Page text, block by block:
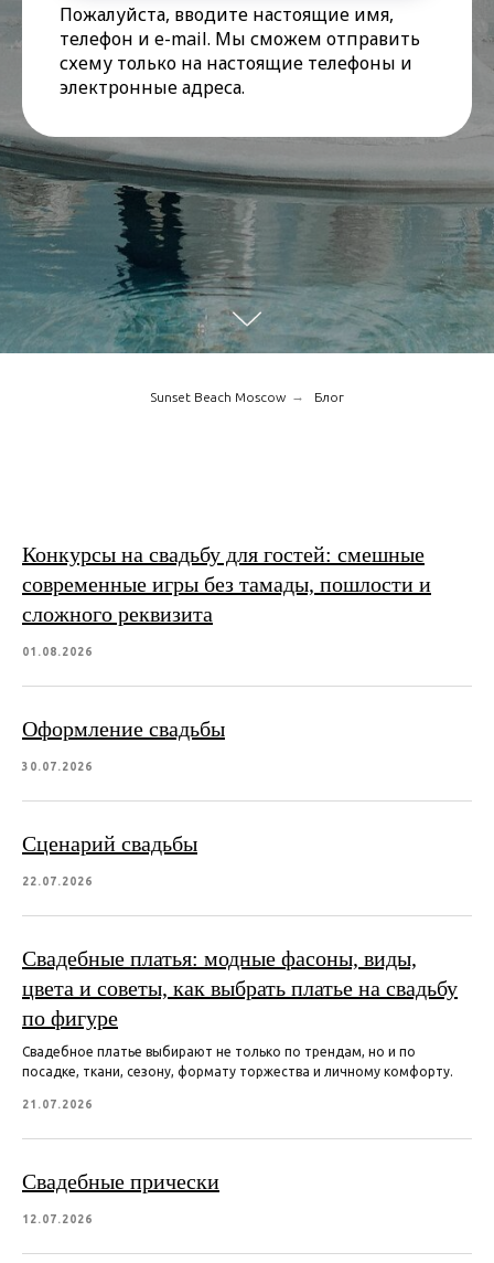
Пожалуйста, вводите настоящие имя,
телефон и e-mail. Мы сможем отправить
схему только на настоящие телефоны и
электронные адреса.
Sunset Beach Moscow → Блог
Конкурсы на свадьбу для гостей: смешные
современные игры без тамады, пошлости и
сложного реквизита
01.08.2026
Оформление свадьбы
30.07.2026
Сценарий свадьбы
22.07.2026
Свадебные платья: модные фасоны, виды,
цвета и советы, как выбрать платье на свадьбу
по фигуре
Свадебное платье выбирают не только по трендам, но и по
посадке, ткани, сезону, формату торжества и личному комфорту.
21.07.2026
Свадебные прически
12.07.2026